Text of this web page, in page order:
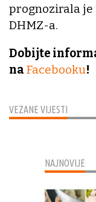
VEZANE VIJESTI
prognozirala je
DHMZ-a.
Dobijte
na Facebooku!
NAJNOVIJE